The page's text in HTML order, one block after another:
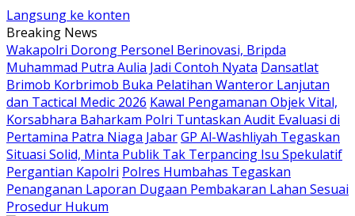
Langsung ke konten
Breaking News
Wakapolri Dorong Personel Berinovasi, Bripda
Muhammad Putra Aulia Jadi Contoh Nyata Dansatlat
Brimob Korbrimob Buka Pelatihan Wanteror Lanjutan
dan Tactical Medic 2026 Kawal Pengamanan Objek Vital,
Korsabhara Baharkam Polri Tuntaskan Audit Evaluasi di
Pertamina Patra Niaga JabarGP Al-Washliyah Tegaskan
Situasi Solid, Minta Publik Tak Terpancing Isu Spekulatif
Pergantian Kapolri Polres Humbahas Tegaskan
Penanganan Laporan Dugaan Pembakaran Lahan Sesuai
Prosedur Hukum